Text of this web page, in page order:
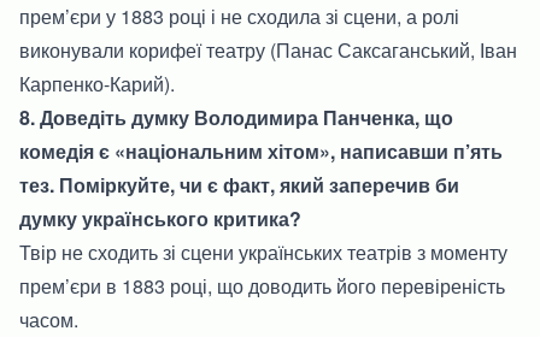
прем’єри у 1883 році і не сходила зі сцени, а ролі
виконували корифеї театру (Панас Саксаганський, Іван
Карпенко-Карий).
8. Доведіть думку Володимира Панченка, що
комедія є «національним хітом», написавши п’ять
тез. Поміркуйте, чи є факт, який заперечив би
думку українського критика?
Твір не сходить зі сцени українських театрів з моменту
прем’єри в 1883 році, що доводить його перевіреність
часом.